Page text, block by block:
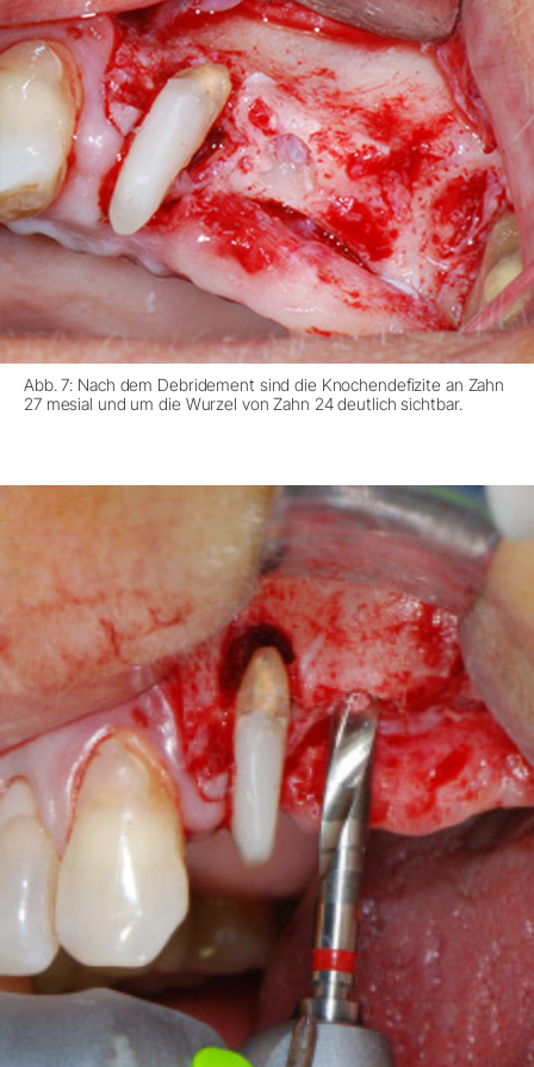
Abb. 7: Nach dem Debridement sind die Knochendefizite an Zahn
27 mesial und um die Wurzel von Zahn 24 deutlich sichtbar.